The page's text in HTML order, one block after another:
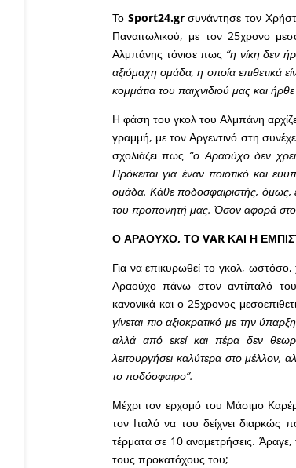
Το Sport24.grσυνάντησε τον
Παναιτωλικού, με τον 25χρονο
Αλμπάνης τόνισε πως “η νίκη δεν
αξιόμαχη ομάδα, η οποία επιθετικά
κομμάτια του παιχνιδιού μας και
Η φάση του γκολ του Αλμπάνη
γραμμή, με τον Αργεντινό στη
σχολιάζει πως “ο Αραούχο δεν
Πρόκειται για έναν ποιοτικό και
ομάδα. Κάθε ποδοσφαιριστής, όμως,
του προπονητή μας. Όσον αφορά
Ο ΑΡΑΟΥΧΟ, ΤΟ VAR ΚΑΙ Η
Για να επικυρωθεί το γκολ, ωστόσο,
Αραούχο πάνω στον αντίπαλό
κανονικά και ο 25χρονος
γίνεται πιο αξιοκρατικό με την
αλλά από εκεί και πέρα δεν
λειτουργήσει καλύτερα στο μέλλον,
το ποδόσφαιρο”.
Μέχρι τον ερχομό του Μάσιμο
τον Ιταλό να του δείχνει διαρκώς
τέρματα σε 10 αναμετρήσεις. Άραγε,
τους προκατόχους του;